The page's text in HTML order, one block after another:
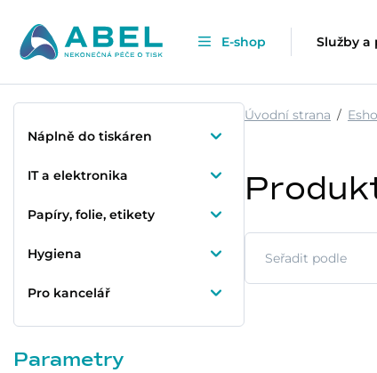
E-shop Služby
Náplně do tiskáren
IT a elektronika
Papíry, folie, etikety
Hygiena
Pro kancelář
Parametry
Úvodní strana
Seřadit podle